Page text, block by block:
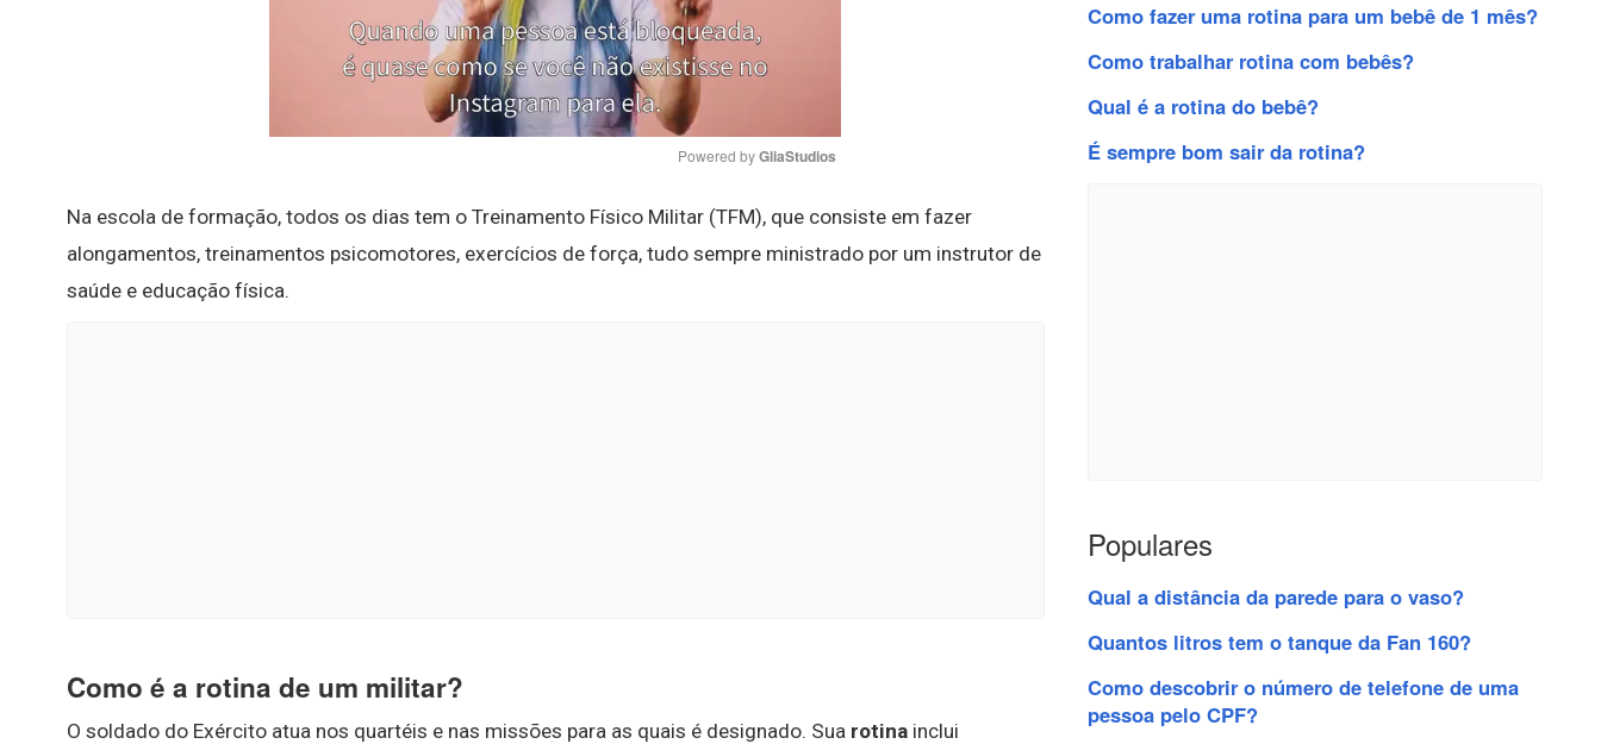
Mute
Powered by GliaStudios
Na escola de formação, todos os dias tem o Treinamento Físico Militar (TFM), que consiste em fazer
alongamentos, treinamentos psicomotores, exercícios de força, tudo sempre ministrado por um instrutor de
saúde e educação física.
Como é a rotina de um militar?
O soldado do Exército atua nos quartéis e nas missões para as quais é designado. Sua rotina inclui
Como fazer uma rotina para um bebê de 1 mês?
Como trabalhar rotina com bebês?
Qual é a rotina do bebê?
É sempre bom sair da rotina?
Populares
Qual a distância da parede para o vaso?
Quantos litros tem o tanque da Fan 160?
Como descobrir o número de telefone de uma
pessoa pelo CPF?